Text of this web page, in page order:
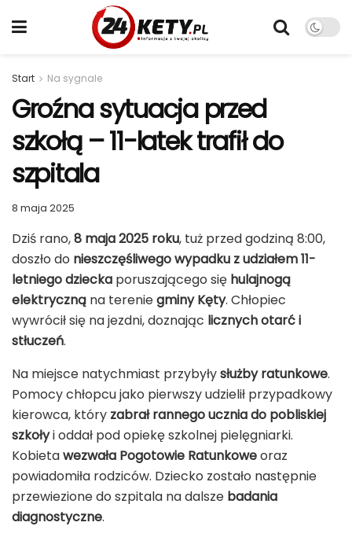
Start Na sygnale
Groźna sytuacja przed
szkołą – 11-latek trafił do
szpitala
8 maja 2025
Dziś rano,8 maja 2025 roku, tuż przed godziną 8:00,
doszło do nieszczęśliwego wypadku z udziałem 11-
letniego dziecka poruszającego się hulajnogą
elektryczną na tereniegminy Kęty. Chłopiec
wywrócił się na jezdni, doznając licznych otarć i
stłuczeń.
Na miejsce natychmiast przybyłysłużby ratunkowe.
Pomocy chłopcu jako pierwszy udzielił przypadkowy
kierowca, który zabrał rannego ucznia do pobliskiej
szkołyi oddał pod opiekę szkolnej pielęgniarki.
Kobietawezwała Pogotowie Ratunkoweoraz
powiadomiła rodziców. Dziecko zostało następnie
przewiezione do szpitala na dalsze badania
diagnostyczne.